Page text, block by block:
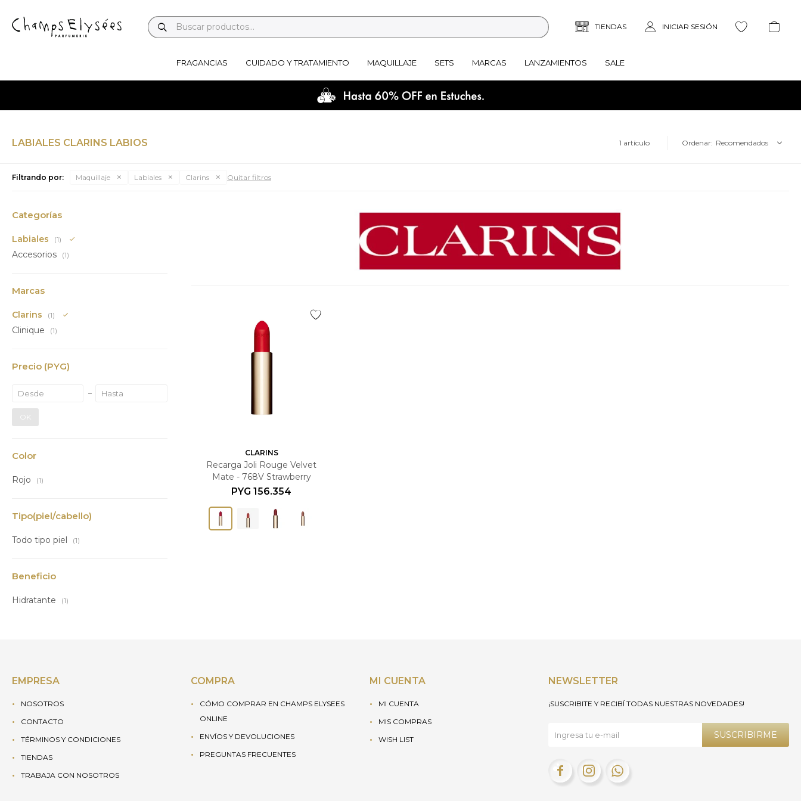
FRAGANCIAS CUIDADO Y TRATAMIENTO MAQUILLAJE SETS MARCAS LANZAMIENTOS SALE
LABIALES CLARINS LABIOS 1 artículo Recomendados
Filtrando por: Maquillaje Labiales Clarins Quitar filtros
CLARINS
Recarga Joli Rouge Velvet
Mate - 768V Strawberry
PYG 156.354
Categorías
Labiales (1)
Accesorios (1)
Marcas
Clarins (1)
Clinique (1)
Precio (PYG)
OK
Color
Rojo (1)
Tipo(piel/cabello)
Todo tipo piel (1)
Beneficio
Hidratante (1)
EMPRESA
NOSOTROS
CONTACTO
TÉRMINOS Y CONDICIONES
TIENDAS
TRABAJA CON NOSOTROS
COMPRA
CÓMO COMPRAR EN CHAMPS ELYSEES
ONLINE
ENVÍOS Y DEVOLUCIONES
PREGUNTAS FRECUENTES
MI CUENTA
MI CUENTA
MIS COMPRAS
WISH LIST
NEWSLETTER
¡SUSCRIBITE Y RECIBÍ TODAS NUESTRAS NOVEDADES!
SUSCRIBIRME
  